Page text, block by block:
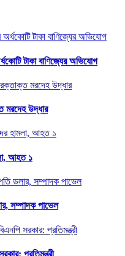
টাকা বাণিজ্যের অভিযোগ
মরদেহ উদ্ধার
আহত ১
সম্পাদক পাভেল
প্রতিমন্ত্রী